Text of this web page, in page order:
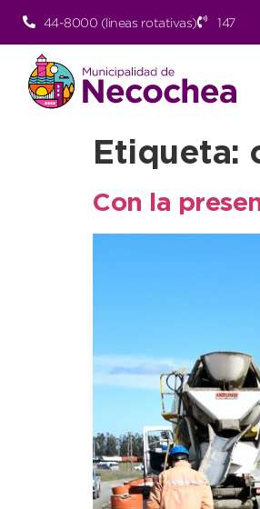
44-8000 (lineas rotativas) 147
Etiqueta:
Con la